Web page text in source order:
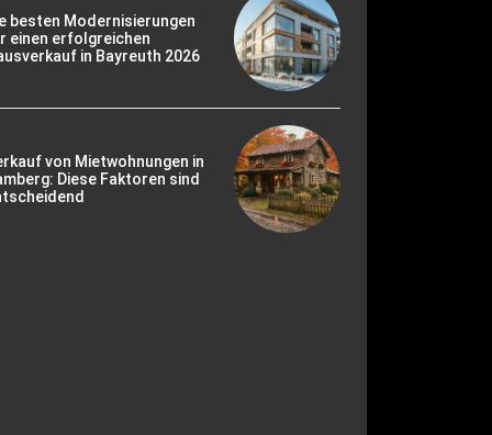
besten Modernisierungen
einen erfolgreichen
in Bayreuth 2026
von Mietwohnungen in
Diese Faktoren sind